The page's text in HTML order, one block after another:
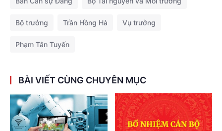
Bộ trưởng Trần Hồng Hà Vụ trưởng
Phạm Tân Tuyến
BÀI VIẾT CÙNG CHUYÊN MỤC